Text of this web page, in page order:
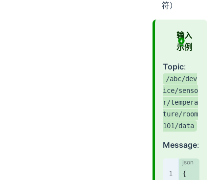
符）
输入
示例
Topic:
/abc/dev
ice/senso
r/tempera
ture/room
101/data
Message:
{